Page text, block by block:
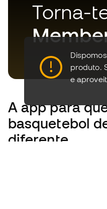
produto.
e
Torna-
A apppara
basquetebol
diferente.